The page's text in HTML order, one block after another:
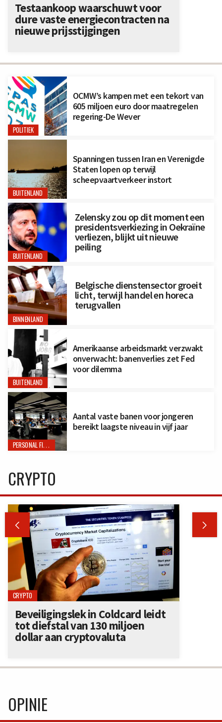
POLITIEK
OCMW’s kampen met een tekort van
605 miljoen euro door maatregelen
regering-De Wever
BUITENLAND
Spanningen tussen Iran en Verenigde
Staten lopen op terwijl
scheepvaartverkeer instort
BUITENLAND
Zelensky zou op dit moment een
presidentsverkiezing in Oekraïne
verliezen, blijkt uit nieuwe
peiling
BINNENLAND
Belgische dienstensector groeit
licht, terwijl handel en horeca
terugvallen
BUITENLAND
Amerikaanse arbeidsmarkt verzwakt
onverwacht: banenverlies zet Fed
voor dilemma
PERSONAL FINANCE
Aantal vaste banen voor jongeren
bereikt laagste niveau in vijf jaar
Testaankoop waarschuwt voor
dure vaste energiecontracten na
nieuwe prijsstijgingen
CRYPTO
 
CRYPTO
Beveiligingslek in Coldcard leidt
tot diefstal van 130 miljoen
dollar aan cryptovaluta
OPINIE